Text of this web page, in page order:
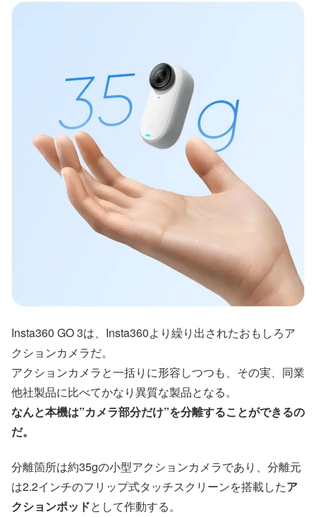
Insta360 GO 3は、Insta360より繰り出されたおもしろア
クションカメラだ。
アクションカメラと一括りに形容しつつも、その実、同業
他社製品に比べてかなり異質な製品となる。
なんと本機は”カメラ部分だけ”を分離することができるの
だ。
分離箇所は約35gの小型アクションカメラであり、分離元
は2.2インチのフリップ式タッチスクリーンを搭載したア
クションポッドとして作動する。